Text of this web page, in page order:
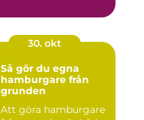
30. okt
Så gör du egna
hamburgare från
grunden
Att göra hamburgare